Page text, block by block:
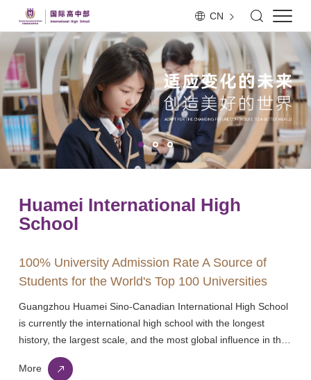
CN
Huamei International High
School
100% University Admission Rate A Source of
Students for the World's Top 100 Universities
Guangzhou Huamei Sino-Canadian International High School
is currently the international high school with the longest
history, the largest scale, and the most global influence in the
Guangzhou area. It is also the only school visited by Canadian
Prime Minister Stephen Harper during his 2012 visit to China.
More